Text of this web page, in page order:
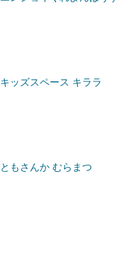
キッズスペース キララ
ともさんか むらまつ